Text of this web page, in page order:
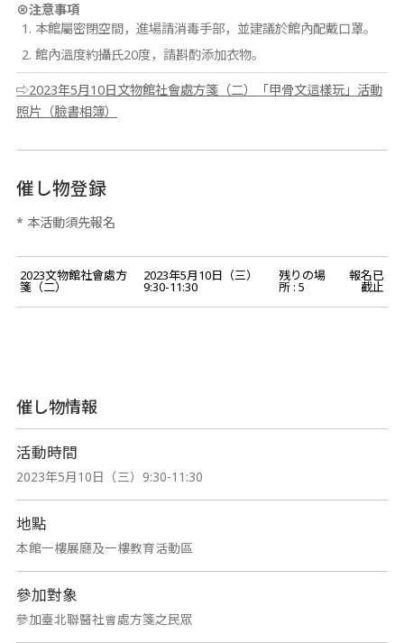
⊗注意事項
本館屬密閉空間，進場請消毒手部，並建議於館內配戴口罩。
館內溫度約攝氏20度，請斟酌添加衣物。
⇨2023年5月10日文物館社會處方箋（二）「甲骨文這樣玩」活動
照片（臉書相簿）
催し物登録
* 本活動須先報名
2023文物館社會處方
箋（二）
2023年5月10日（三）
9:30-11:30
残りの場
所 : 5
報名已
截止
催し物情報
活動時間
2023年5月10日（三）9:30-11:30
地點
本館一樓展廳及一樓教育活動區
參加對象
參加臺北聯醫社會處方箋之民眾